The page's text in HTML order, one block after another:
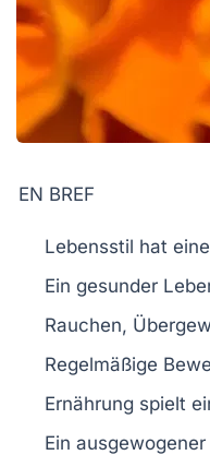
EN BREF
Lebensstil hat
Ein gesunder
Rauchen,
Regelmäßige
Ernährung spielt
Ein